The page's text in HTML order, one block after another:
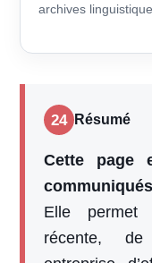
archives
24 Résumé
Cette page
Elle permet
récente, de